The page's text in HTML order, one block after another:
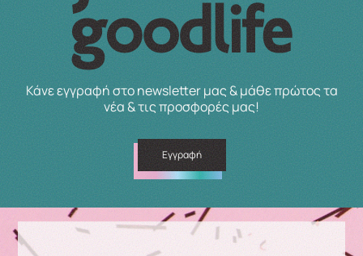
Κάνε εγγραφή στο newsletter μας & μάθε πρώτος τα
νέα & τις προσφορές μας!
Εγγραφή